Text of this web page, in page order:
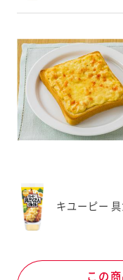
キユーピー
この